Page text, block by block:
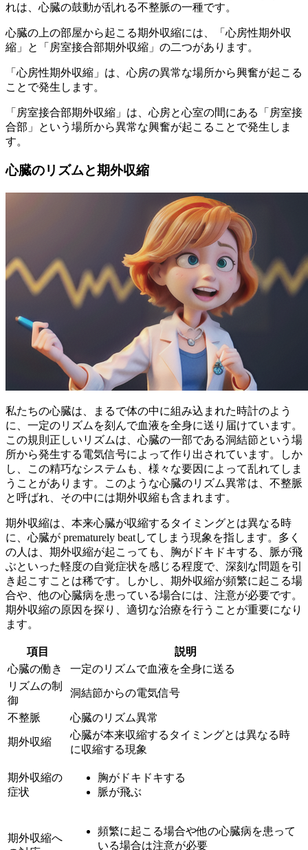
れは、心臓の鼓動が乱れる不整脈の一種です。
心臓の上の部屋から起こる期外収縮には、「心房性期外収
縮」と「房室接合部期外収縮」の二つがあります。
「心房性期外収縮」は、心房の異常な場所から興奮が起こる
ことで発生します。
「房室接合部期外収縮」は、心房と心室の間にある「房室接
合部」という場所から異常な興奮が起こることで発生しま
す。
心臓のリズムと期外収縮
私たちの心臓は、まるで体の中に組み込まれた時計のよう
に、一定のリズムを刻んで血液を全身に送り届けています。
この規則正しいリズムは、心臓の一部である洞結節という場
所から発生する電気信号によって作り出されています。しか
し、この精巧なシステムも、様々な要因によって乱れてしま
うことがあります。このような心臓のリズム異常は、不整脈
と呼ばれ、その中には期外収縮も含まれます。
期外収縮は、本来心臓が収縮するタイミングとは異なる時
に、 心臓が prematurely beatしてしまう現象 を指します。多く
の人は、期外収縮が起こっても、胸がドキドキする、脈が飛
ぶといった軽度の自覚症状を感じる程度で、深刻な問題を引
き起こすことは稀です。しかし、期外収縮が頻繁に起こる場
合や、他の心臓病を患っている場合には、注意が必要です。
期外収縮の原因を探り、適切な治療を行うことが重要になり
ます。
項目
説明
心臓の働き
一定のリズムで血液を全身に送る
リズムの制
御
洞結節からの電気信号
不整脈 心臓のリズム異常
期外収縮
心臓が本来収縮するタイミングとは異なる時
に収縮する現象
期外収縮の
症状
胸がドキドキする
脈が飛ぶ
期外収縮へ
頻繁に起こる場合や他の心臓病を患って
いる場合は注意が必要